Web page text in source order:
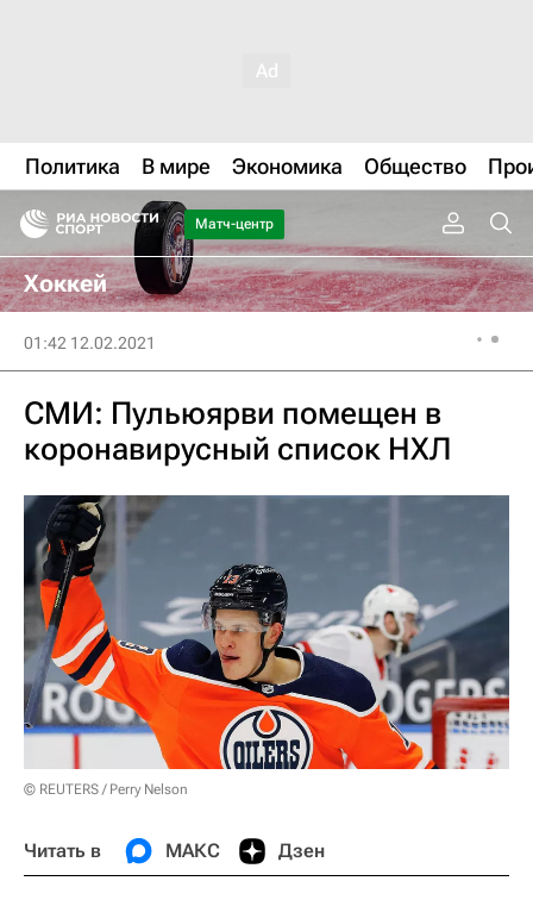
Политика В мире Экономика Общество
Матч-центр
Хоккей
01:42 12.02.2021
СМИ: Пульюярви помещен в
коронавирусный список НХЛ
© REUTERS / Perry Nelson
Читать в МАКС Дзен